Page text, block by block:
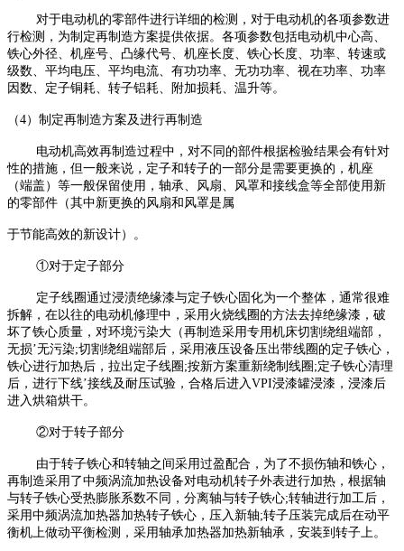
对于电动机的零部件进行详细的检测，对于电动机的各项参数进
行检测，为制定再制造方案提供依据。各项参数包括电动机中心高、
铁心外径、机座号、凸缘代号、机座长度、铁心长度、功率、转速或
级数、平均电压、平均电流、有功功率、无功功率、视在功率、功率
因数、定子铜耗、转子铝耗、附加损耗、温升等。
（4）制定再制造方案及进行再制造
电动机高效再制造过程中，对不同的部件根据检验结果会有针对
性的措施，但一般来说，定子和转子的一部分是需要更换的，机座
（端盖）等一般保留使用，轴承、风扇、风罩和接线盒等全部使用新
的零部件（其中新更换的风扇和风罩是属
于节能高效的新设计）。
①对于定子部分
定子线圈通过浸渍绝缘漆与定子铁心固化为一个整体，通常很难
拆解，在以往的电动机修理中，采用火烧线圈的方法去掉绝缘漆，破
坏了铁心质量，对环境污染大（再制造采用专用机床切割绕组端部，
无损’无污染;切割绕组端部后，采用液压设备压出带线圈的定子铁心，
铁心进行加热后，拉出定子线圈;按新方案重新绕制线圈;定子铁心清理
后，进行下线’接线及耐压试验，合格后进入VPI浸漆罐浸漆，浸漆后
进入烘箱烘干。
②对于转子部分
由于转子铁心和转轴之间采用过盈配合，为了不损伤轴和铁心，
再制造采用了中频涡流加热设备对电动机转子外表进行加热，根据轴
与转子铁心受热膨胀系数不同，分离轴与转子铁心;转轴进行加工后，
采用中频涡流加热器加热转子铁心，压入新轴;转子压装完成后在动平
衡机上做动平衡检测，采用轴承加热器加热新轴承，安装到转子上。